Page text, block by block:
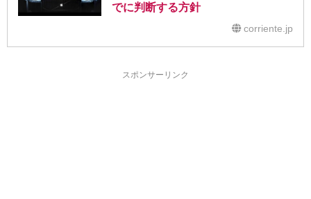
でに判断する方針
corriente.jp
スポンサーリンク